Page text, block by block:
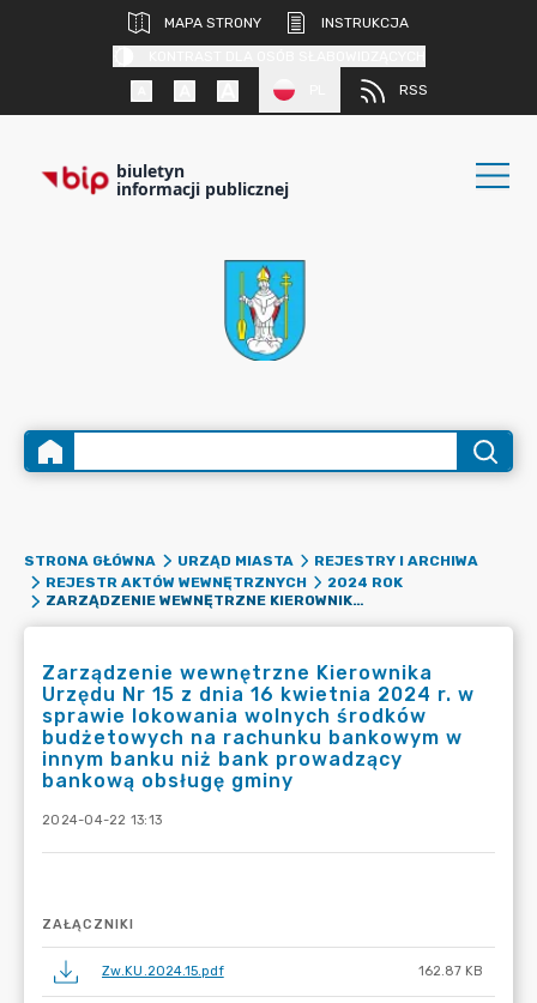
MAPA STRONY
INSTRUKCJA
RSS
biuletyn
informacji publicznej
STRONA GŁÓWNA URZĄD MIASTA
REJESTRY I ARCHIWA
REJESTR AKTÓW WEWNĘTRZNYCH
2024 ROK
ZARZĄDZENIE WEWNĘTRZNE KIEROWNIKA URZĘDU NR 15 Z DNIA 16 KWIETNIA 2024 R. W SPRAWIE LOKOWANIA WOLNYCH ŚRODKÓW BUDŻETOWYCH NA RACHUNKU BANKOWYM W INNYM BANKU NIŻ BANK PROWADZĄCY BANKOWĄ OBSŁUGĘ GMINY
Zarządzenie wewnętrzne Kierownika
Urzędu Nr 15 z dnia 16 kwietnia 2024 r. w
sprawie lokowania wolnych środków
budżetowych na rachunku bankowym w
innym banku niż bank prowadzący
bankową obsługę gminy
2024-04-22 13:13
ZAŁĄCZNIKI
Zw.KU.2024.15.pdf 162.87 KB